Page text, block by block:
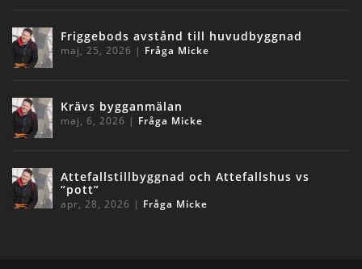
Friggebods avstånd till huvudbyggnad
maj, 25, 2026 | Fråga Micke
Krävs bygganmälan
maj, 6, 2026 | Fråga Micke
Attefallstillbyggnad och Attefallshus vs
“pott”
apr, 28, 2026 | Fråga Micke